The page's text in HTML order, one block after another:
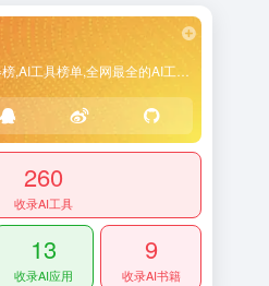
AI神器榜,AI工具榜单,全网最全的AI工具导航网站
260
收录AI工具
13
收录AI应用
9
收录AI书籍